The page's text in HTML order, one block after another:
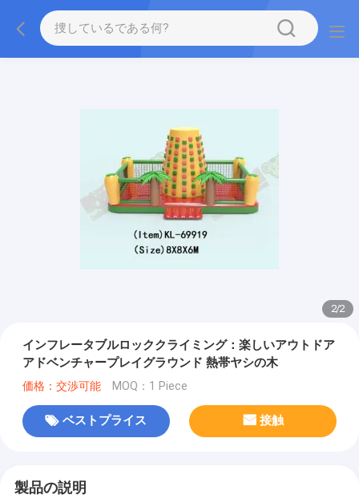
2/2
インフレータブルロッククライミング：楽しいアウトドア
アドベンチャープレイグラウンド 熱帯ヤシの木
価格：交渉可能 MOQ：1 Piece
ベストプライス 接触
製品の説明